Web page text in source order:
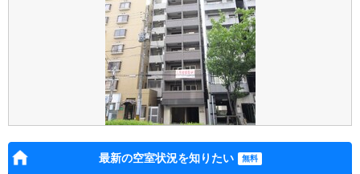
最新の空室状況を知りたい